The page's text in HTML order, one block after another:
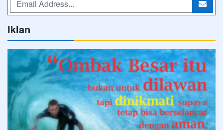
Iklan